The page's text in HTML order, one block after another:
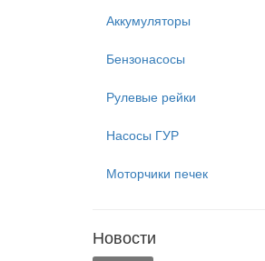
Аккумуляторы
Бензонасосы
Рулевые рейки
Насосы ГУР
Моторчики печек
Новости